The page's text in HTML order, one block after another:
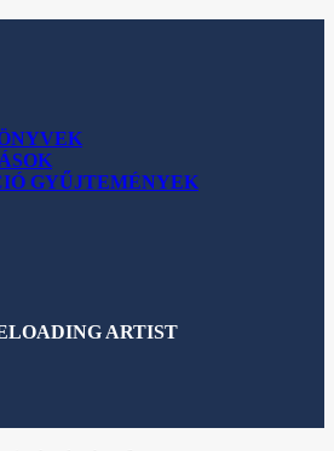
GYŰJTEMÉNYEK
LOADING ARTIST